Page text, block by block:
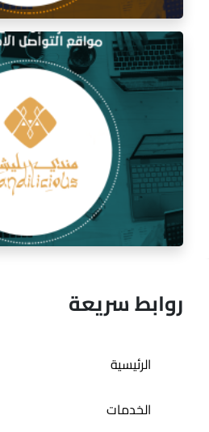
إدارة السوشيال ميديا
إدارة السوشيال ميديا
روابط سريعة
الرئيسية
الخدمات